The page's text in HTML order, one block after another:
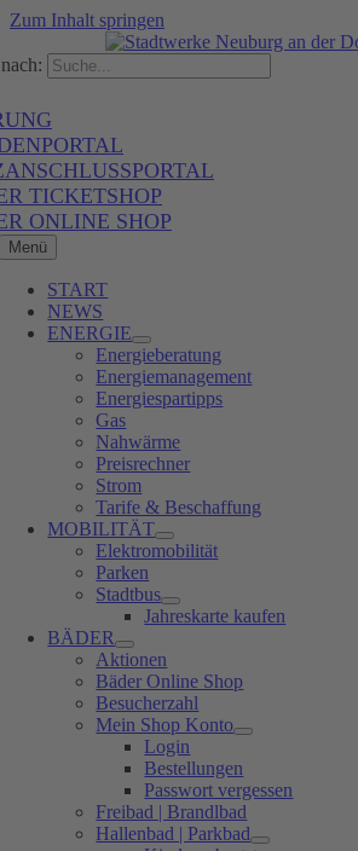
Zum Inhalt springen
TICKETSHOP
ONLINE SHOP
Menü
START
NEWS
ENERGIE
Energieberatung
Energiemanagement
Energiespartipps
Gas
Nahwärme
Preisrechner
Strom
Tarife & Beschaffung
MOBILITÄT
Elektromobilität
Parken
Stadtbus
Jahreskarte kaufen
BÄDER
Aktionen
Bäder Online Shop
Besucherzahl
Mein Shop Konto
Login
Bestellungen
Passwort vergessen
Freibad | Brandlbad
Hallenbad | Parkbad